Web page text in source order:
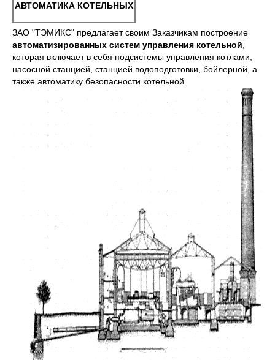
АВТОМАТИКА КОТЕЛЬНЫХ
ЗАО "ТЭМИКС" предлагает своим Заказчикам построение
автоматизированных систем управления котельной
которая включает в себя подсистемы управления котлами,
насосной станцией, станцией водоподготовки, бойлерной, а
также автоматику безопасности котельной.